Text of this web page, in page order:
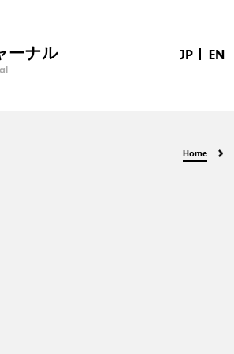
ーナル JP EN
Home